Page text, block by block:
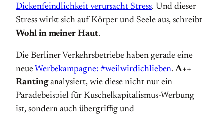
Dickenfeindlichkeit verursacht Stress. Und dieser
Stress wirkt sich auf Körper und Seele aus, schreibt
Wohl in meiner Haut.
Die Berliner Verkehrsbetriebe haben gerade eine
neue Werbekampagne: #weilwirdichlieben. A++
Rantinganalysiert, wie diese nicht nur ein
Paradebeispiel für Kuschelkapitalismus-Werbung
ist, sondern auch übergriffig und